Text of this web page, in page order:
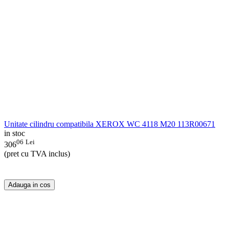
Unitate cilindru compatibila XEROX WC 4118 M20 113R00671
in stoc
30606 Lei
(pret cu TVA inclus)
Adauga in cos